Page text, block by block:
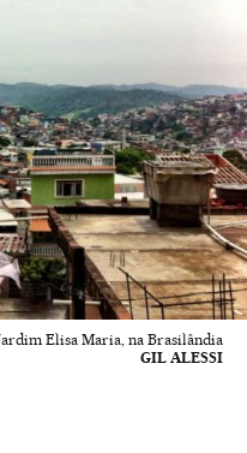
Elisa Maria, na Brasilândia
GIL ALESSI